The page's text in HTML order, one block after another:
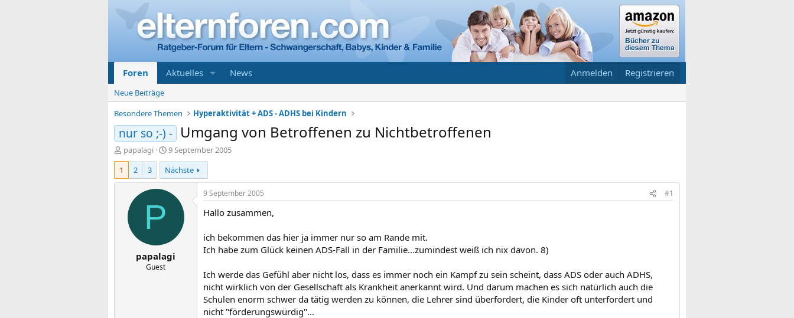
Foren Aktuelles News Anmelden Registrieren
Neue Beiträge
Besondere Themen
Hyperaktivität + ADS - ADHS bei Kindern
nur so ;-) - Umgang von Betroffenen zu Nichtbetroffenen
E
r
t
papalagi
E
r
s
t
e
m
9 September 2005
1
2 3 Nächste
P
papalagi
Guest
9 September 2005 #1
Hallo zusammen,
ich bekommen das hier ja immer nur so am Rande mit.
Ich habe zum Glück keinen ADS-Fall in der Familie...zumindest weiß ich nix davon. 8)
Ich werde das Gefühl aber nicht los, dass es immer noch ein Kampf zu sein scheint, dass ADS oder auch ADHS,
nicht wirklich von der Gesellschaft als Krankheit anerkannt wird. Und darum machen es sich natürlich auch die
Schulen enorm schwer da tätig werden zu können, die Lehrer sind überfordert, die Kinder oft unterfordert und
nicht "förderungswürdig"...